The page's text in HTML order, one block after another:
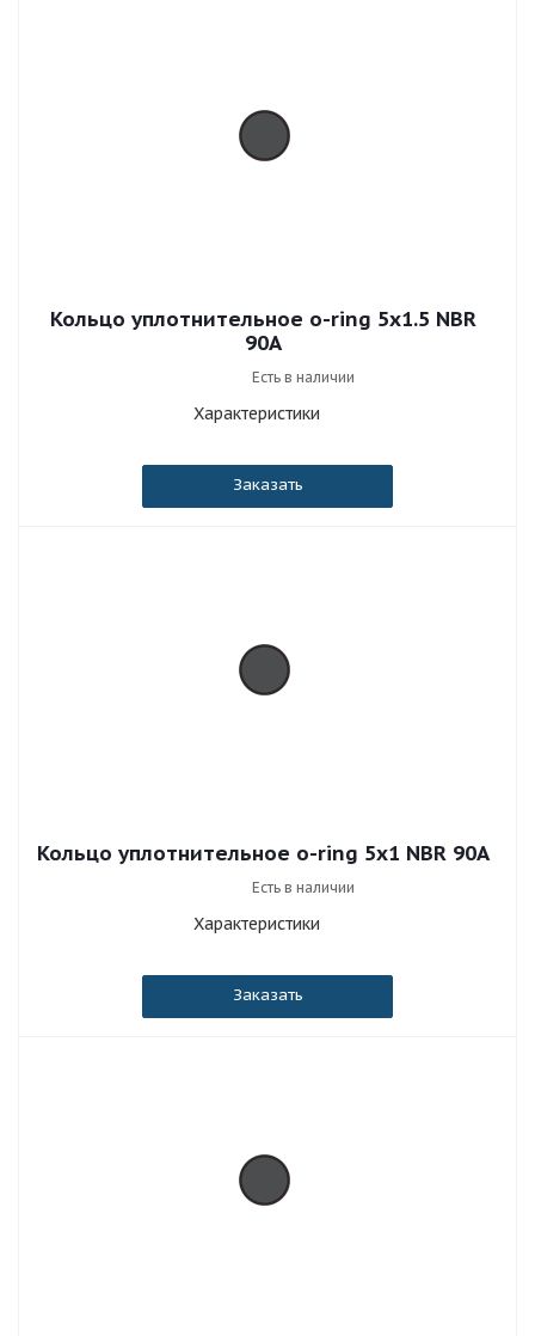
Кольцо уплотнительное o-ring 5x1.5 NBR
90A
Есть в наличии
Характеристики
Заказать
Кольцо уплотнительное o-ring 5x1 NBR 90A
Есть в наличии
Характеристики
Заказать